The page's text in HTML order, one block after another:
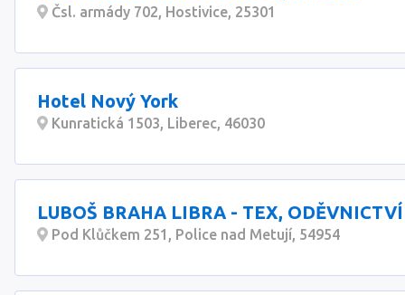
Čsl. armády 702, Hostivice, 25301
Hotel Nový York
Kunratická 1503, Liberec, 46030
LUBOŠ BRAHA LIBRA - TEX, ODĚVNICTVÍ
Pod Klůčkem 251, Police nad Metují, 54954